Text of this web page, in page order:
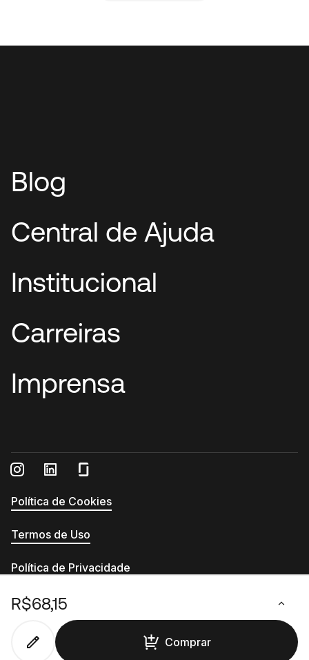
R$68,15
Comprar
Blog
Central de Ajuda
Institucional
Carreiras
Imprensa
© 2026 - Printi - CNPJ 13.555.994/0001-54
Política de Cookies
Termos de Uso
Política de Privacidade
Relatório de Transparência e Igualdade Salarial